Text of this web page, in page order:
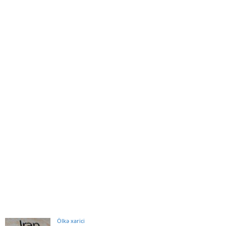
Ölkə xarici